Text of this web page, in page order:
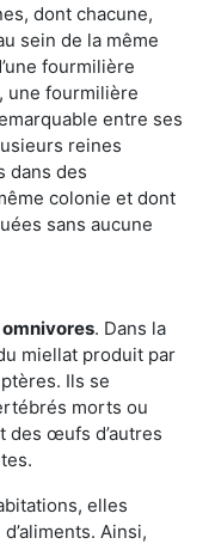
dont chacune,
sein de la même
fourmilière
une fourmilière
entre ses
reines
dans des
colonie et dont
sans aucune
. Dans la
miellat produit par
Ils se
morts ou
des œufs d’autres
elles
Ainsi,